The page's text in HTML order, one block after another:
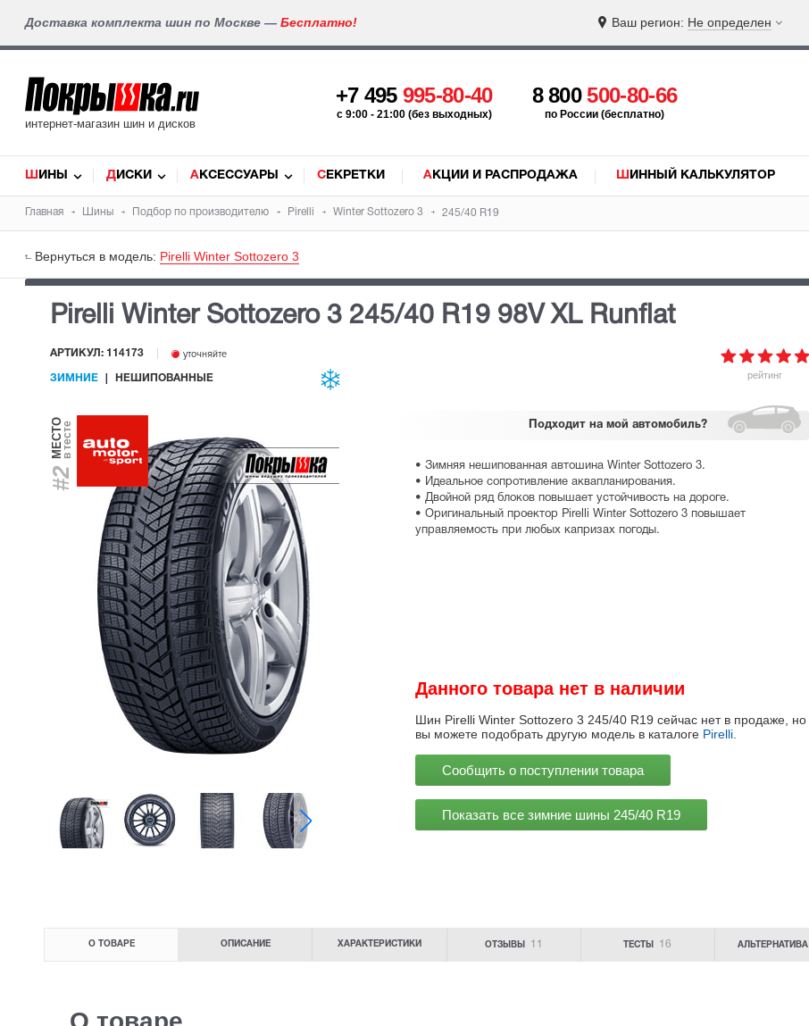
Доставка комплекта шин по Москве — Бесплатно! Ваш регион: Не определен
интернет-магазин шин и дисков
+7 495 995-80-40
c 9:00 - 21:00 (без выходных)
8 800500-80-66
по России (бесплатно)
ШИНЫ ДИСКИ АКСЕССУАРЫ СЕКРЕТКИ АКЦИИ И РАСПРОДАЖА ШИННЫЙ КАЛЬКУЛЯТОР
Главная Шины Подбор по производителю Pirelli Winter Sottozero 3 245/40 R19
Вернуться в модель: Pirelli Winter Sottozero 3
Pirelli Winter Sottozero 3 245/40 R19 98V XL Runflat
рейтинг
АРТИКУЛ: 114173 уточняйте
ЗИМНИЕ НЕШИПОВАННЫЕ
#2
МЕСТОв тесте Подходит на мой автомобиль?
• Зимняя нешипованная автошина Winter Sottozero 3.
• Идеальное сопротивление аквапланирования.
• Двойной ряд блоков повышает устойчивость на дороге.
• Оригинальный проектор Pirelli Winter Sottozero 3 повышает
управляемость при любых капризах погоды.
Данного товара нет в наличии
Шин Pirelli Winter Sottozero 3 245/40 R19 сейчас нет в продаже, но
вы можете подобрать другую модель в каталоге Pirelli.
Сообщить о поступлении товара
Показать все зимние шины 245/40 R19
О ТОВАРЕ ОПИСАНИЕ ХАРАКТЕРИСТИКИ ОТЗЫВЫ 11 ТЕСТЫ 16 АЛЬТЕРНАТИВА